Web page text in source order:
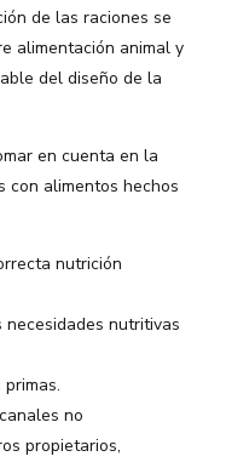
de las raciones se
alimentación animal y
del diseño de la
en cuenta en la
con alimentos hechos
nutrición
necesidades nutritivas
no
propietarios,